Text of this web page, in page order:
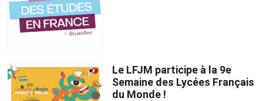
Le LFJM participe à la 9e
Semaine des Lycées Français
du Monde !